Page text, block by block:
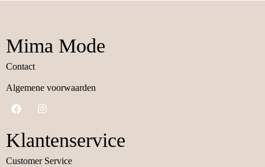
Mima Mode
Contact
Algemene voorwaarden
Klantenservice
Customer Service